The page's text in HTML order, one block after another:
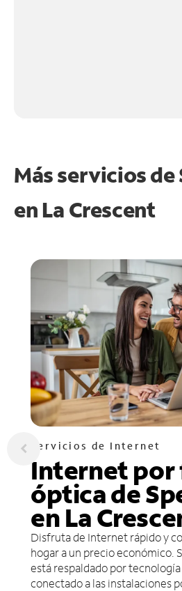
Más servicios
en La Crescent
Servicios de Internet
Internet por
óptica de
en La
Disfruta de Internet rápido y
hogar a un precio económico.
está respaldado por
conectado a las instalaciones